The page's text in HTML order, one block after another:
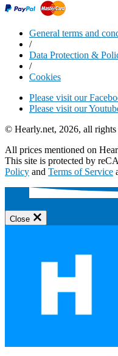
General terms and
/
Data Protection &
/
Cookies
Please visit our
Please visit our
© Hearly.net, 2026, all
All prices mentioned on
This site is protected by
Policy and Terms of Service
Close